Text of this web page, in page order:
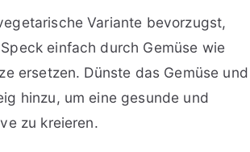
Variante bevorzugst,
einfach durch Gemüse wie
ersetzen. Dünste das Gemüse und
hinzu, um eine gesunde und
zu kreieren.